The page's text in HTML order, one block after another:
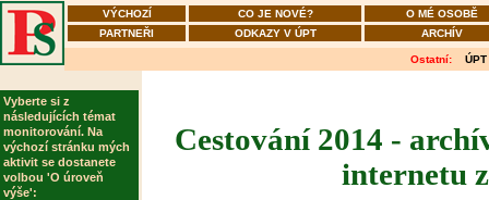
VÝCHOZÍ CO JE NOVÉ?
O MÉ OSOBĚ
PARTNEŘI
ODKAZY V ÚPT ARCHÍV
Ostatní: ÚPT
Vyberte si z
následujících témat
monitorování. Na
výchozí stránku mých
aktivit se dostanete
volbou 'O úroveň
výše':
Cestování 2014 -
internetu